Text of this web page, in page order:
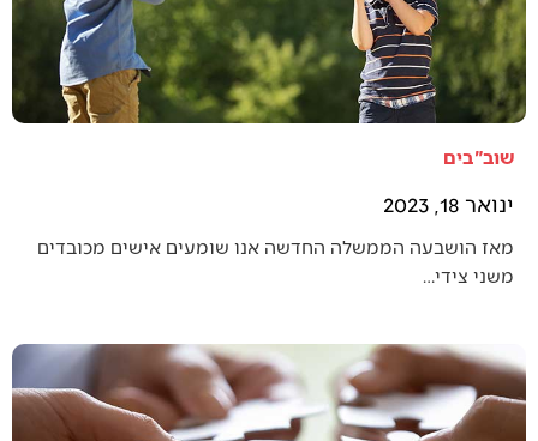
שוב"בים
ינואר 18, 2023
מאז הושבעה הממשלה החדשה אנו שומעים אישים מכובדים
משני צידי…